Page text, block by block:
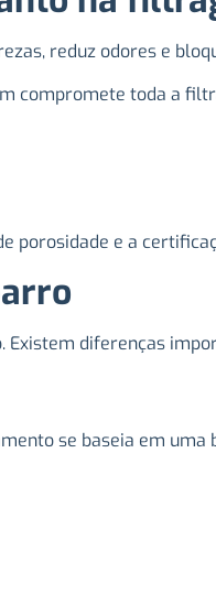
reduz odores e
compromete toda a
porosidade e a
diferenças
se baseia em